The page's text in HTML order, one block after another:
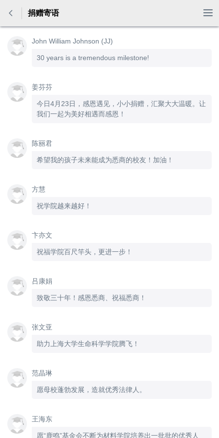
 捐赠寄语 
John William Johnson (JJ)
30 years is a tremendous milestone!
姜芬芬
今日4月23日，感恩遇见，小小捐赠，汇聚大大温暖。让
我们一起为美好相遇而感恩！
陈丽君
希望我的孩子未来能成为悉商的校友！加油！
方慧
祝学院越来越好！
卞亦文
祝福学院百尺竿头，更进一步！
吕康娟
致敬三十年！感恩悉商、祝福悉商！
张文亚
助力上海大学生命科学学院腾飞！
范晶琳
愿母校蓬勃发展，造就优秀法律人。
王海东
愿“鹿鸣”基金会不断为材料学院培养出一批批的优秀人